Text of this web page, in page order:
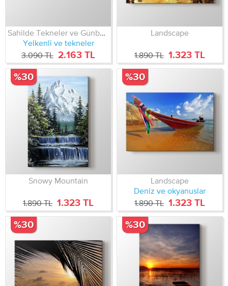
Sahilde Tekneler ve Günbatımı
Yelkenli ve tekneler
3.090 TL 2.163 TL
Landscape
1.890 TL 1.323 TL
Snowy Mountain
1.890 TL 1.323 TL
%30
Landscape
Deniz ve okyanuslar
1.890 TL 1.323 TL
%30
%30 %30